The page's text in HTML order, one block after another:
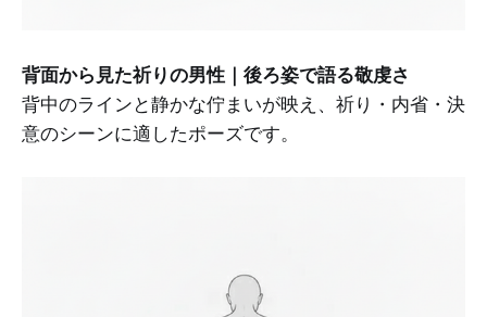
背面から見た祈りの男性｜後ろ姿で語る敬虔さ
背中のラインと静かな佇まいが映え、祈り・内省・決
意のシーンに適したポーズです。